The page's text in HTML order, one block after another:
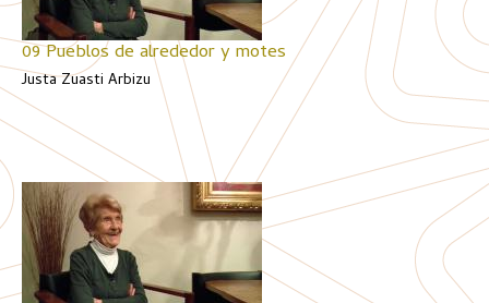
09 Pueblos de alrededor y motes
Justa Zuasti Arbizu